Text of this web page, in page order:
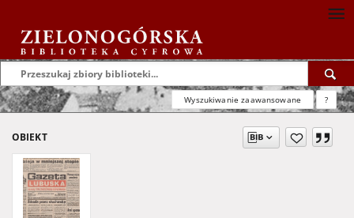
Wyszukiwanie zaawansowane ?
OBIEKT